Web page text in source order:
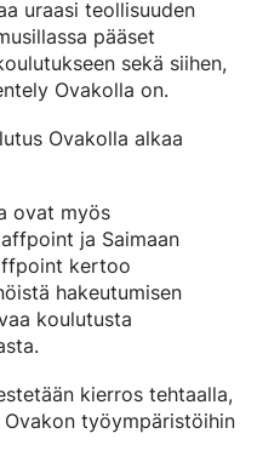
VAATIMUKSET
TANGOSTA
PUTKESTA
JA PUTKET
TERÄSLAJIT
TALOUDELLISUUS
VALSSATUT TANGOT
JA AINESPUTKET
CENTER
JA SEURANTA
TAVOITTEET
VOIMAA
Alue
uraasi teollisuuden
pääset
sekä siihen,
Ovakolla on.
Ovakolla alkaa
ovat myös
ja Saimaan
kertoo
hakeutumisen
koulutusta
kierros tehtaalla,
työympäristöihin